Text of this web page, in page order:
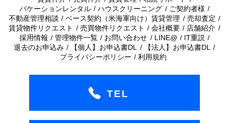
バケーションレンタル
ハウスクリーニング
ご契約者様
不動産管理相談
ベース契約（米海軍向け）賃貸管理
売却査定
賃貸物件リクエスト
売買物件リクエスト 会社概要
店舗紹介
採用情報
管理物件一覧 お問い合わせ LINE@
IT重説
退去のお申込み
【個人】お申込書DL
【法人】お申込書DL
プライバシーポリシー
利用規約
TEL